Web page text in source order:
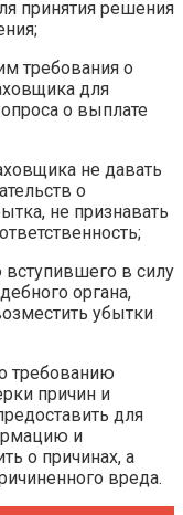
принятия решения
требования о
для
о выплате
не давать
о
не признавать
в силу
органа,
убытки
требованию
причин и
для
и
о причинах, а
вреда.